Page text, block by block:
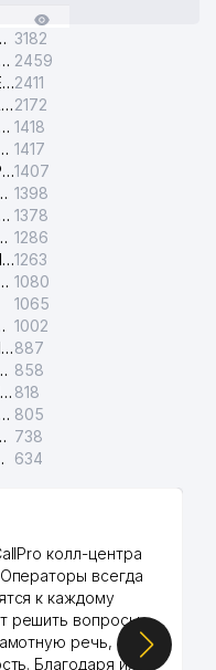
ЭЛЕКТРОСЕТИ 3182
ЧИЛАНЗАРСКАЯ АВАРИЙНАЯ СЛУЖБА ЭЛЕКТРОСЕТИ 2459
ТЕЛЕФОНЫ ДОВЕРИЯ ГЕНЕРАЛЬНОЙ ПРОКУРАТУРЫ РЕСПУБЛИКИ УЗБЕКИСТАН2411
АЛМАЗАРСКАЯ АВАРИЙНАЯ СЛУЖБА ЭЛЕКТРОСЕТИ2172
УЧТЕПИНСКАЯ АВАРИЙНАЯ СЛУЖБА ЭЛЕКТРОСЕТИ 1418
TARMOQLARI KORXONASI АО 1417
ШАЙХАНТАХУРСКАЯ АВАРИЙНАЯ СЛУЖБА ЭЛЕКТРОСЕТИ1407
АО 1398
SURHONDARYO ELEKTR TARMOKLARI АО 1378
РАЙОНА 1286
СПРАВОЧНОЕ БЮРО О ТЕЛЕФОНАХ ОРГАНИЗАЦИЙ г. ТАШКЕНТА1263
ЦЕНТРА ТЕСТИРОВАНИЯ 1080
1065
ДЕЛАМ 1002
ЯККАСАРАЙСКИЙ МЕЖРАЙОННЫЙ СУД ПО ГРАЖДАНСКИМ ДЕЛАМ887
ЭЛЕКТРОСЕТИ 858
НАВОИЙСКОЕ ТЕРРИТОРИАЛЬНОЕ ПРЕДПРИЯТИЕ ЭЛЕКТРОСЕТИ АО 818
Ташкентский следственный изолятор 805
ЭЛЕКТРОСЕТИ 738
ДЕЛАМ 634
колл-центра
всегда
к каждому
решить вопросы.
речь,
Благодаря их